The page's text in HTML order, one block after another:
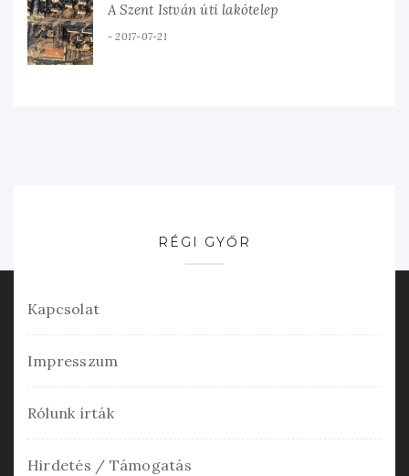
A Szent István úti lakótelep
2017-07-21
RÉGI GYŐR
Kapcsolat
Impresszum
Rólunk írták
Hirdetés / Támogatás